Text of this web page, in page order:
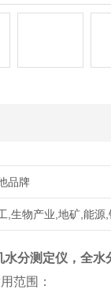
品牌
,生物产业,地矿,能源,
水分测定仪，全水
范围：